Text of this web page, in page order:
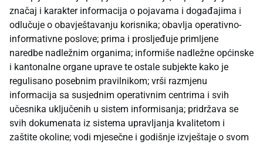
značaj i karakter informacija o pojavama i događajima i
odlučuje o obavještavanju korisnika; obavlja operativno-
informativne poslove; prima i prosljeđuje primljene
naredbe nadležnim organima; informiše nadležne općinske
i kantonalne organe uprave te ostale subjekte kako je
regulisano posebnim pravilnikom; vrši razmjenu
informacija sa susjednim operativnim centrima i svih
učesnika uključenih u sistem informisanja; pridržava se
svih dokumenata iz sistema upravljanja kvalitetom i
zaštite okoline; vodi mjesečne i godišnje izvještaje o svom